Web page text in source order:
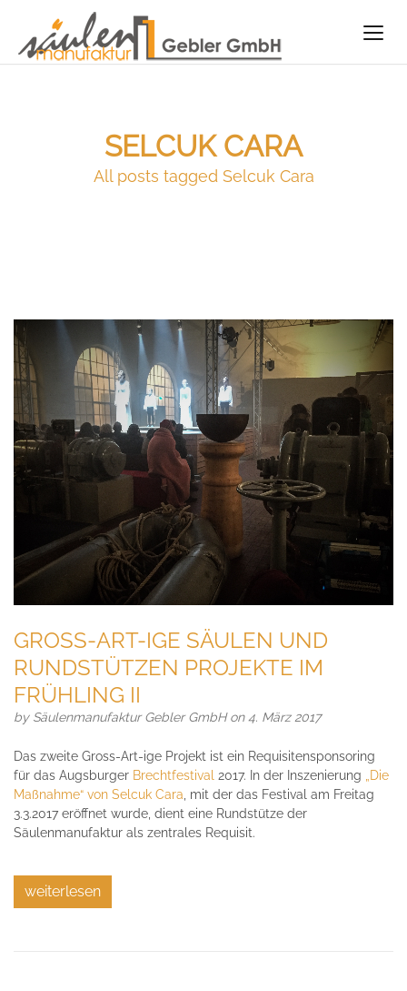
SELCUK CARA
All posts tagged Selcuk Cara
GROSS-ART-IGE SÄULEN UND
RUNDSTÜTZEN PROJEKTE IM
FRÜHLING II
by Säulenmanufaktur Gebler GmbHon 4. März 2017
Das zweite Gross-Art-ige Projekt ist ein Requisitensponsoring
für das Augsburger Brechtfestival 2017. In der Inszenierung
„Die
Maßnahme“ von Selcuk Cara , mit der das Festival am Freitag
3.3.2017 eröffnet wurde, dient eine Rundstütze der
Säulenmanufaktur als zentrales Requisit.
weiterlesen